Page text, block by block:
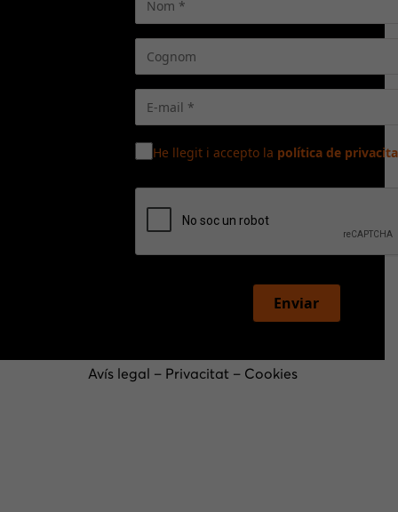
He llegit i accepto la política de
Enviar
Avís legal – Privacitat – Cookies